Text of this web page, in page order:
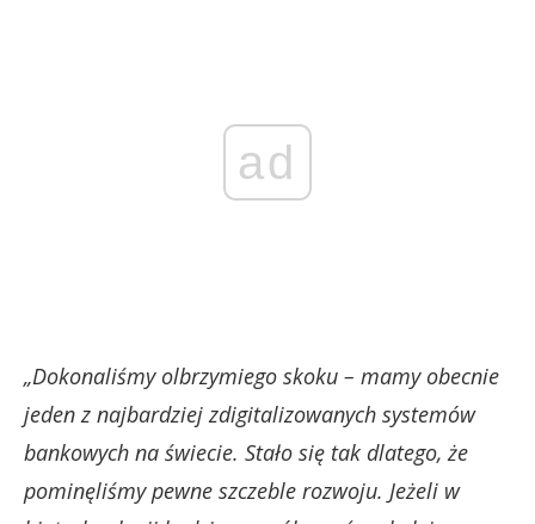
ad
„Dokonaliśmy olbrzymiego skoku – mamy obecnie
jeden z najbardziej zdigitalizowanych systemów
bankowych na świecie. Stało się tak dlatego, że
pominęliśmy pewne szczeble rozwoju. Jeżeli w